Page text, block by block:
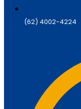
(62) 4002-4224